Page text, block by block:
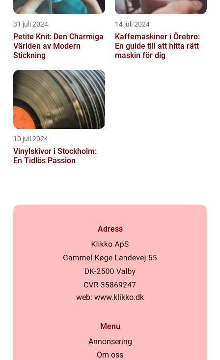
31 juli 2024
Petite Knit: Den Charmiga
Världen av Modern
Stickning
14 juli 2024
Kaffemaskiner i Örebro:
En guide till att hitta rätt
maskin för dig
10 juli 2024
Vinylskivor i Stockholm:
En Tidlös Passion
Adress
web: www.klikko.dk
Menu
Annonsering
Om oss